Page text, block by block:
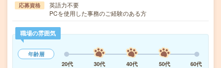
応募資格
英語力不要
PCを使用した事務のご経験のある方
職場の雰囲気
年齢層
20代
30代 40代 50代
60代